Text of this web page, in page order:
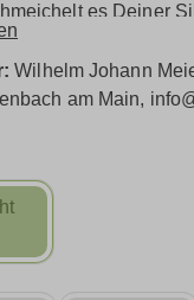
es Deiner
zarte Skylight-
und verleiht
Der
Wert auf
wie schön Basics
wird jeder Tag zu
Wilhelm Johann
am Main,